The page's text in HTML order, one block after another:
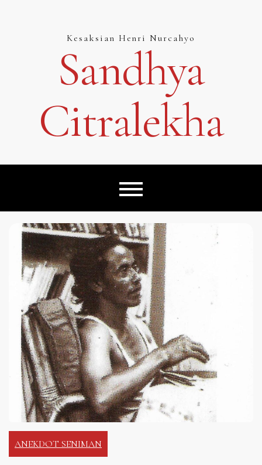
Kesaksian Henri Nurcahyo
Sandhya
Citralekha
ANEKDOT SENIMAN